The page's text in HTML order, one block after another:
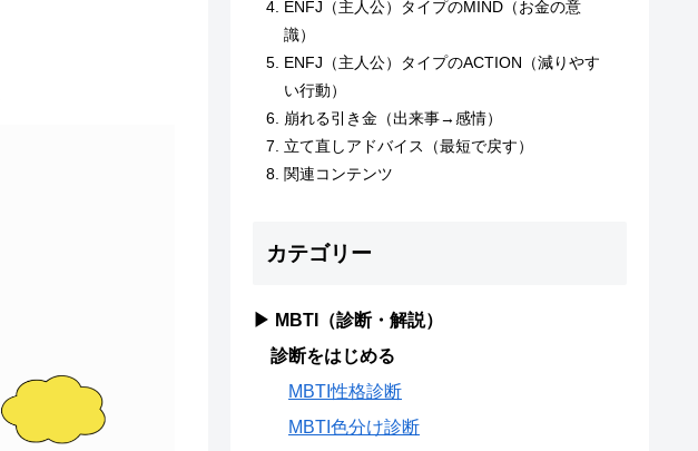
ENFJ（主人公）タイプのMIND（お金の意
識）
ENFJ（主人公）タイプのACTION（減りやす
い行動）
崩れる引き金（出来事→感情）
立て直しアドバイス（最短で戻す）
関連コンテンツ
カテゴリー
▶ MBTI（診断・解説）
診断をはじめる
MBTI性格診断
MBTI色分け診断